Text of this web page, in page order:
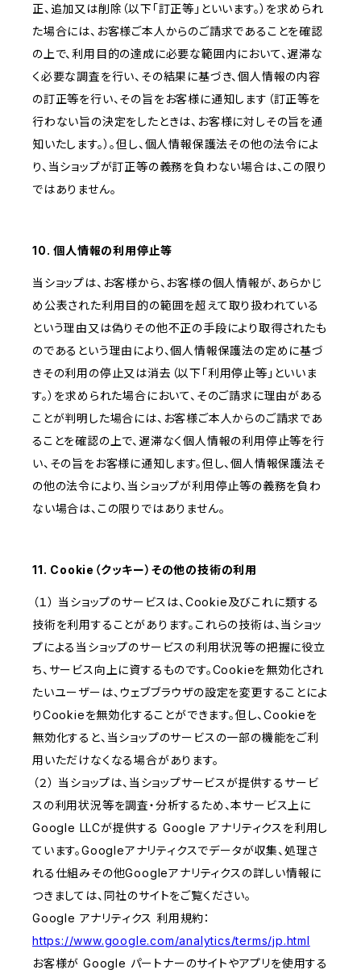
正、追加又は削除（以下「訂正等」といいます。）を求められ
た場合には、お客様ご本人からのご請求であることを確認
の上で、利用目的の達成に必要な範囲内において、遅滞な
く必要な調査を行い、その結果に基づき、個人情報の内容
の訂正等を行い、その旨をお客様に通知します（訂正等を
行わない旨の決定をしたときは、お客様に対しその旨を通
知いたします。）。但し、個人情報保護法その他の法令によ
り、当ショップが訂正等の義務を負わない場合は、この限り
ではありません。
10. 個人情報の利用停止等
当ショップは、お客様から、お客様の個人情報が、あらかじ
め公表された利用目的の範囲を超えて取り扱われている
という理由又は偽りその他不正の手段により取得されたも
のであるという理由により、個人情報保護法の定めに基づ
きその利用の停止又は消去（以下「利用停止等」といいま
す。）を求められた場合において、そのご請求に理由がある
ことが判明した場合には、お客様ご本人からのご請求であ
ることを確認の上で、遅滞なく個人情報の利用停止等を行
い、その旨をお客様に通知します。但し、個人情報保護法そ
の他の法令により、当ショップが利用停止等の義務を負わ
ない場合は、この限りではありません。
11. Cookie（クッキー）その他の技術の利用
（１） 当ショップのサービスは、Cookie及びこれに類する
技術を利用することがあります。これらの技術は、当ショッ
プによる当ショップのサービスの利用状況等の把握に役立
ち、サービス向上に資するものです。Cookieを無効化され
たいユーザーは、ウェブブラウザの設定を変更することによ
りCookieを無効化することができます。但し、Cookieを
無効化すると、当ショップのサービスの一部の機能をご利
用いただけなくなる場合があります。
（２） 当ショップは、当ショップサービスが提供するサービ
スの利用状況等を調査・分析するため、本サービス上に
Google LLCが提供する Google アナリティクスを利用し
ています。Googleアナリティクスでデータが収集、処理さ
れる仕組みその他Googleアナリティクスの詳しい情報に
つきましては、同社のサイトをご覧ください。
Google アナリティクス 利用規約：
https://www.google.com/analytics/terms/jp.html
お客様が Google パートナーのサイトやアプリを使用する